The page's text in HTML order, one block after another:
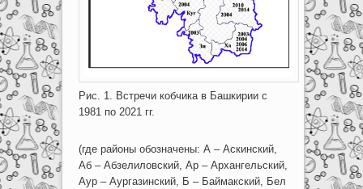
Рис. 1. Встречи кобчика в Башкирии с
1981 по 2021 гг.
(где районы обозначены: А – Аскинский,
Аб – Абзелиловский, Ар – Архангельский,
Аур – Аургазинский, Б – Баймакский, Бел